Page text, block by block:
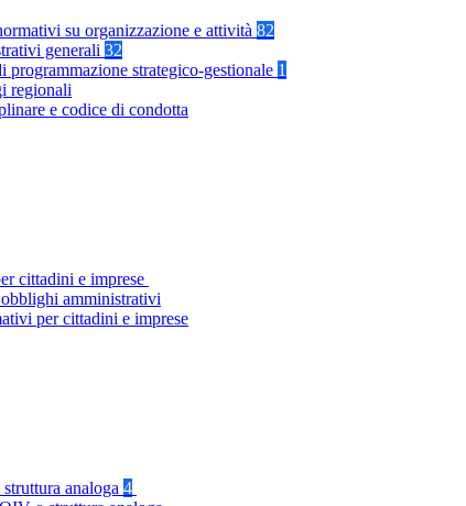
su organizzazione e attività 82
generali 32
programmazione strategico-gestionale 1
regionali
e codice di condotta
cittadini e imprese
amministrativi
per cittadini e imprese
analoga 4